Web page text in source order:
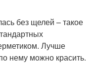
без щелей – такое
Лучше
нему можно красить.